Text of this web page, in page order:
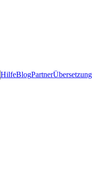
HilfeBlogPartnerÜbersetzung